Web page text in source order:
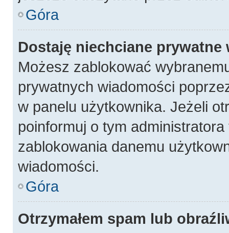
Góra
Dostaję niechciane prywatne
Możesz zablokować
prywatnych wiadomości
w panelu użytkownika. Jeżeli
poinformuj o tym
zablokowania danemu
wiadomości.
Góra
Otrzymałem spam lub